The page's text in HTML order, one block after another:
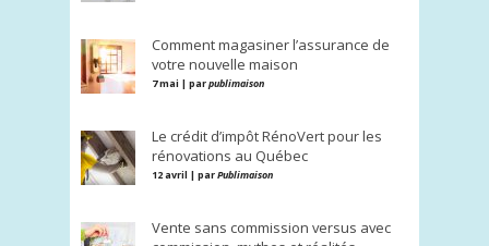
Comment magasiner l’assurance de
votre nouvelle maison
7 mai | parpublimaison
Le crédit d’impôt RénoVert pour les
rénovations au Québec
12 avril | parPublimaison
Vente sans commission versus avec